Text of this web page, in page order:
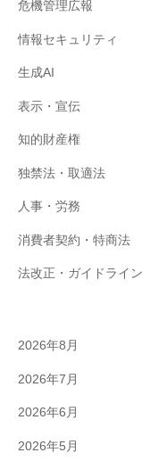
危機管理広報
情報セキュリティ
生成AI
表示・宣伝
知的財産権
独禁法・取適法
人事・労務
消費者契約・特商法
法改正・ガイドライン
2026年8月
2026年7月
2026年6月
2026年5月